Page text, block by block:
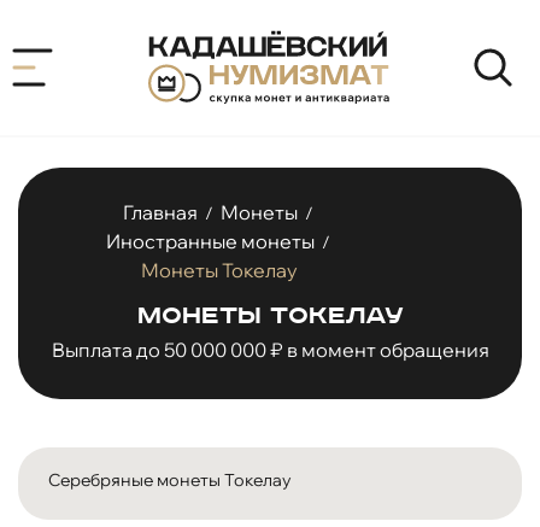
Главная / Монеты /
Иностранные монеты /
Монеты Токелау
Монеты Токелау
Выплата до 50 000 000 ₽ в момент обращения
Серебряные монеты Токелау